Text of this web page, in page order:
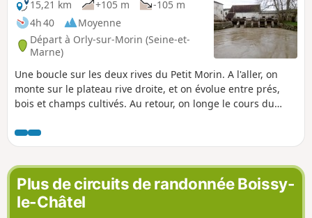
15,21 km
+105 m
-105 m
4h 40
Moyenne
Départ à Orly-sur-Morin (Seine-et-
Marne)
Une boucle sur les deux rives du Petit Morin. A l'aller, on
monte sur le plateau rive droite, et on évolue entre prés,
bois et champs cultivés. Au retour, on longe le cours du
Deux églises, un lavoir et un ancien moulin sont à voir sur
le parcours.
Plus de circuits de randonnée Boissy-
le-Châtel